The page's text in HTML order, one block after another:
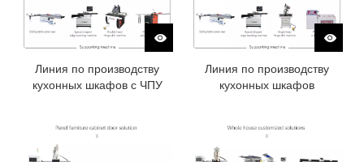
Линия по производству
кухонных шкафов с ЧПУ
Линия по производству
кухонных шкафов